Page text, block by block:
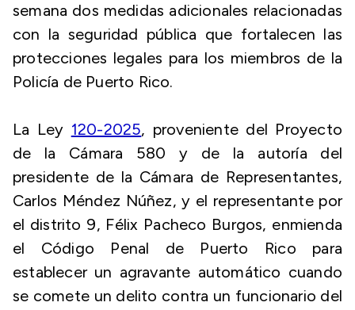
semana dos medidas adicionales relacionadas
con la seguridad pública que fortalecen las
protecciones legales para los miembros de la
Policía de Puerto Rico.
La Ley 120-2025, proveniente del Proyecto
de la Cámara 580 y de la autoría del
presidente de la Cámara de Representantes,
Carlos Méndez Núñez, y el representante por
el distrito 9, Félix Pacheco Burgos, enmienda
el Código Penal de Puerto Rico para
establecer un agravante automático cuando
se comete un delito contra un funcionario del